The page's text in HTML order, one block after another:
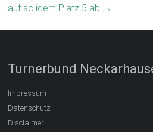
auf solidem Platz 5 ab →
Turnerbund
Impressum
Datenschutz
Disclaimer